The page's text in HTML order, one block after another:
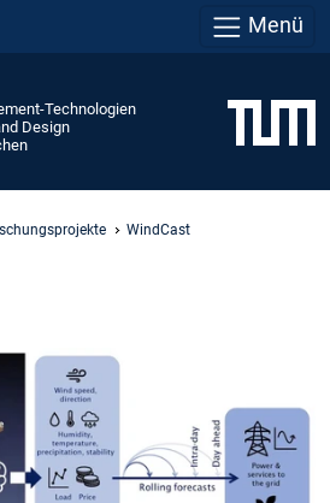
Menü
Technologien
Design
WindCast